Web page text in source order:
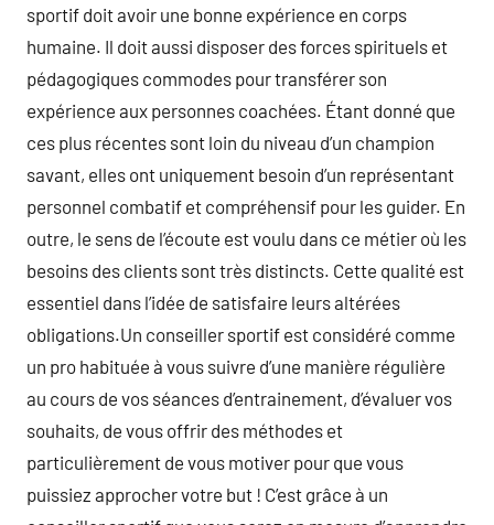
sportif doit avoir une bonne expérience en corps
humaine. Il doit aussi disposer des forces spirituels et
pédagogiques commodes pour transférer son
expérience aux personnes coachées. Étant donné que
ces plus récentes sont loin du niveau d’un champion
savant, elles ont uniquement besoin d’un représentant
personnel combatif et compréhensif pour les guider. En
outre, le sens de l’écoute est voulu dans ce métier où les
besoins des clients sont très distincts. Cette qualité est
essentiel dans l’idée de satisfaire leurs altérées
obligations.Un conseiller sportif est considéré comme
un pro habituée à vous suivre d’une manière régulière
au cours de vos séances d’entrainement, d’évaluer vos
souhaits, de vous offrir des méthodes et
particulièrement de vous motiver pour que vous
puissiez approcher votre but ! C’est grâce à un